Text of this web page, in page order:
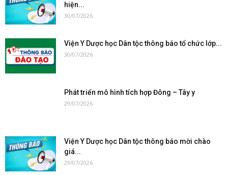
hiện...
30/07/2026
Viện Y Dược học Dân tộc thông báo tổ chức lớp...
30/07/2026
Phát triển mô hình tích hợp Đông – Tây y
29/07/2026
Viện Y Dược học Dân tộc thông báo mời chào
giá...
29/07/2026